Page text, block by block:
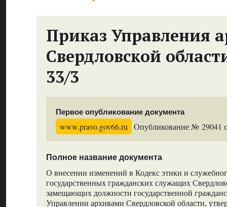
Приказ Управления
Свердловской
33/3
Первое опубликование документа
www.pravo.gov66.ru Опубликование № 29041
Полное название документа
О внесении изменений в Кодекс этики и
государственных гражданских служащих
замещающих должности государственной
Управлении архивами Свердловской области,